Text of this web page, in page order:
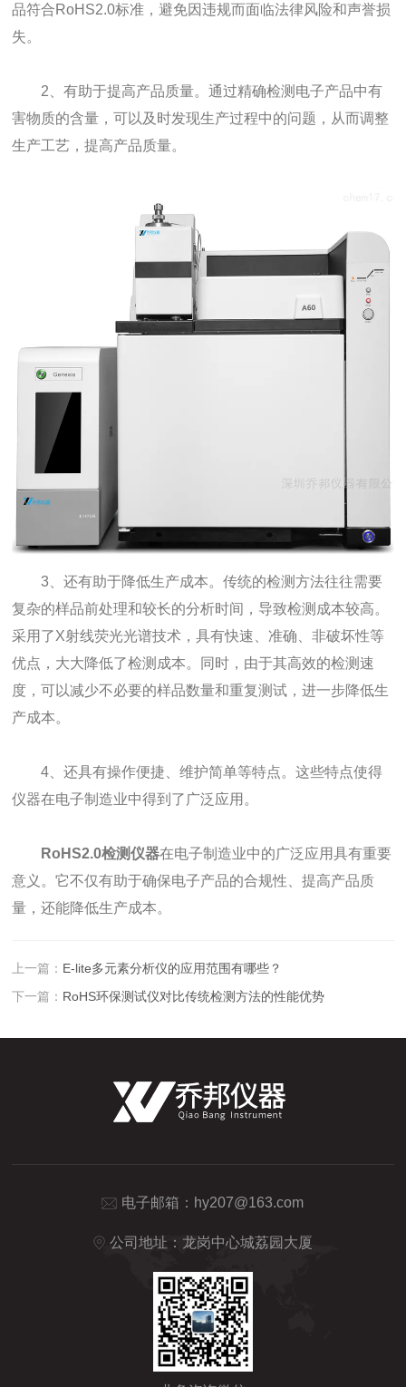
品符合RoHS2.0标准，避免因违规而面临法律风险和声誉损
失。
2、有助于提高产品质量。通过精确检测电子产品中有
害物质的含量，可以及时发现生产过程中的问题，从而调整
生产工艺，提高产品质量。
3、还有助于降低生产成本。传统的检测方法往往需要
复杂的样品前处理和较长的分析时间，导致检测成本较高。
采用了X射线荧光光谱技术，具有快速、准确、非破坏性等
优点，大大降低了检测成本。同时，由于其高效的检测速
度，可以减少不必要的样品数量和重复测试，进一步降低生
产成本。
4、还具有操作便捷、维护简单等特点。这些特点使得
仪器在电子制造业中得到了广泛应用。
RoHS2.0检测仪器在电子制造业中的广泛应用具有重要
意义。它不仅有助于确保电子产品的合规性、提高产品质
量，还能降低生产成本。
上一篇： E-lite多元素分析仪的应用范围有哪些？
下一篇： RoHS环保测试仪对比传统检测方法的性能优势
电子邮箱： hy207@163.com
公司地址：龙岗中心城荔园大厦